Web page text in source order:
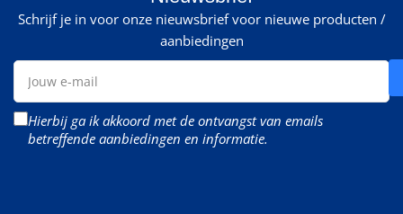
Schrijf je in voor onze nieuwsbrief voor nieuwe producten /
aanbiedingen
Jouw
mail
Hierbij ga ik akkoord met de ontvangst van emails
betreffende aanbiedingen en informatie.